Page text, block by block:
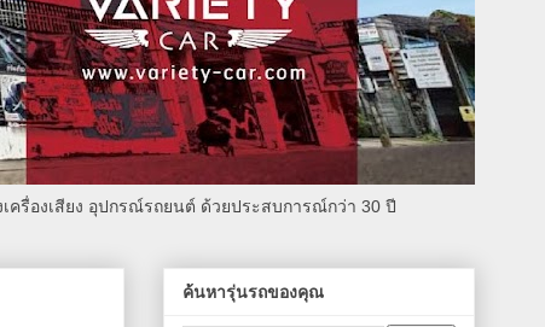
ครื่องเสียง อุปกรณ์รถยนต์ ด้วยประสบการณ์กว่า 30 ปี
ค้นหารุ่นรถของคุณ